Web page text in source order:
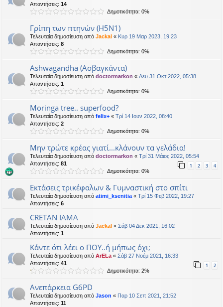
Απαντήσεις: 14
Δημοτικότητα: 0%
Γρίπη των πτηνών (Η5Ν1)
Τελευταία δημοσίευση από Jackal « Κυρ 19 Μαρ 2023, 19:23
Απαντήσεις: 8
Δημοτικότητα: 0%
Ashwagandha (Ασβαγκάντα)
Τελευταία δημοσίευση από doctormarkon « Δευ 31 Οκτ 2022, 05:38
Απαντήσεις: 1
Δημοτικότητα: 0%
Moringa tree.. superfood?
Τελευταία δημοσίευση από felix+ « Τρί 14 Ιουν 2022, 08:40
Απαντήσεις: 2
Δημοτικότητα: 0%
Μην τρώτε κρέας γιατί...κλάνουν τα γελάδια!
Τελευταία δημοσίευση από doctormarkon « Τρί 31 Μάιος 2022, 05:54
Απαντήσεις: 81 1 2 3 4
Δημοτικότητα: 0%
Εκτάσεις τρικέφαλων & Γυμναστική στο σπίτι
Τελευταία δημοσίευση από atimi_ksenitia « Τρί 15 Φεβ 2022, 19:27
Απαντήσεις: 6
CRETAN IAMA
Τελευταία δημοσίευση από Jackal « Σάβ 04 Δεκ 2021, 16:02
Απαντήσεις: 1
Κάντε ότι λέει ο ΠΟΥ..ή μήπως όχι;
Τελευταία δημοσίευση από ArELa « Σάβ 27 Νοέμ 2021, 16:33
Απαντήσεις: 41 1 2
Δημοτικότητα: 2%
Ανεπάρκεια G6PD
Τελευταία δημοσίευση από Jason « Παρ 10 Σεπ 2021, 21:52
Απαντήσεις: 11